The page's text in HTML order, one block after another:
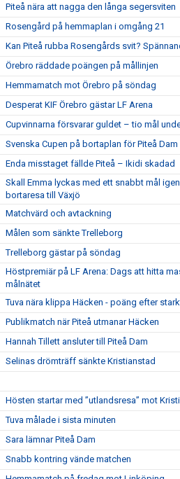
Piteå nära att nagga den långa segersviten
Rosengård på hemmaplan i omgång 21
Kan Piteå rubba Rosengårds svit?
Örebro räddade poängen på mållinjen
Hemmamatch mot Örebro på söndag
Desperat KIF Örebro gästar LF Arena
Cupvinnarna försvarar guldet – tio mål
Svenska Cupen på bortaplan för Piteå Dam
Enda misstaget fällde Piteå – Ikidi skadad
Skall Emma lyckas med ett snabbt mål
bortaresa till Växjö
Matchvärd och avtackning
Målen som sänkte Trelleborg
Trelleborg gästar på söndag
Höstpremiär på LF Arena: Dags att hitta
målnätet
Tuva nära klippa Häcken - poäng efter
Publikmatch när Piteå utmanar Häcken
Hannah Tillett ansluter till Piteå Dam
Selinas drömträff sänkte Kristianstad
Hösten startar med ”utlandsresa” mot
Tuva målade i sista minuten
Sara lämnar Piteå Dam
Snabb kontring vände matchen